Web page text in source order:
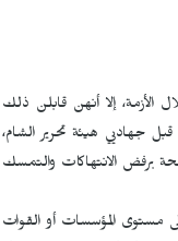
إلا أنهن قابلن ذلك
جهاديي هيئة تحرير الشام،
برفض الانتهاكات والتمسك
مستوى المؤسسات أو القوات